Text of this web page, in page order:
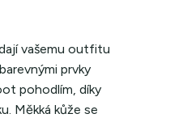
vašemu outfitu
prvky
pohodlím, díky
Měkká kůže se